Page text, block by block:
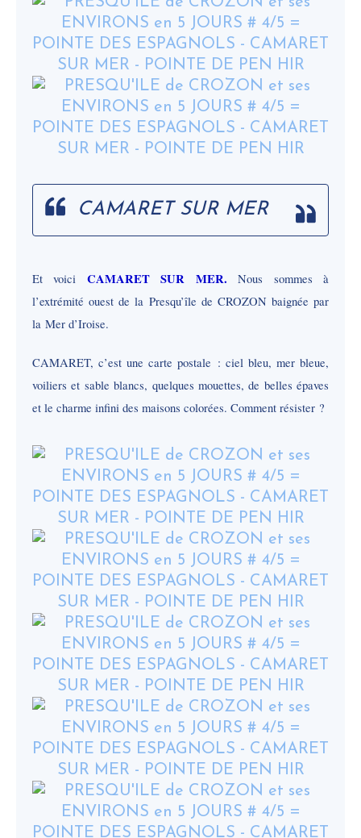
CAMARET SUR MER
Et voici CAMARET SUR MER. Nous sommes à
l’extrémité ouest de la Presqu’île de CROZON baignée par
la Mer d’Iroise.
CAMARET, c’est une carte postale : ciel bleu, mer bleue,
voiliers et sable blancs, quelques mouettes, de belles épaves
et le charme infini des maisons colorées. Comment résister ?